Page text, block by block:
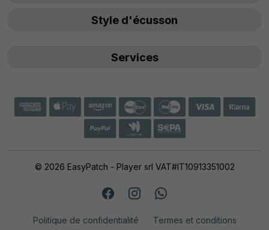
Style d'écusson
Services
© 2026 EasyPatch - Player srl VAT#IT10913351002
Politique de confidentialité Termes et conditions